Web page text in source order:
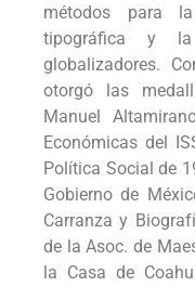
métodos para
tipográfica y la
globalizadores.
otorgó las
Manuel
Económicas del
Política Social de
Gobierno de
Carranza y
de la Asoc. de
la Casa de